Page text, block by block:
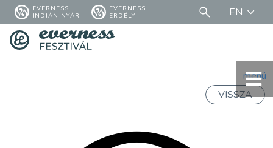
EVERNESS
INDIÁN NYÁR
EVERNESS
ERDÉLY
EN
menü
VISSZA